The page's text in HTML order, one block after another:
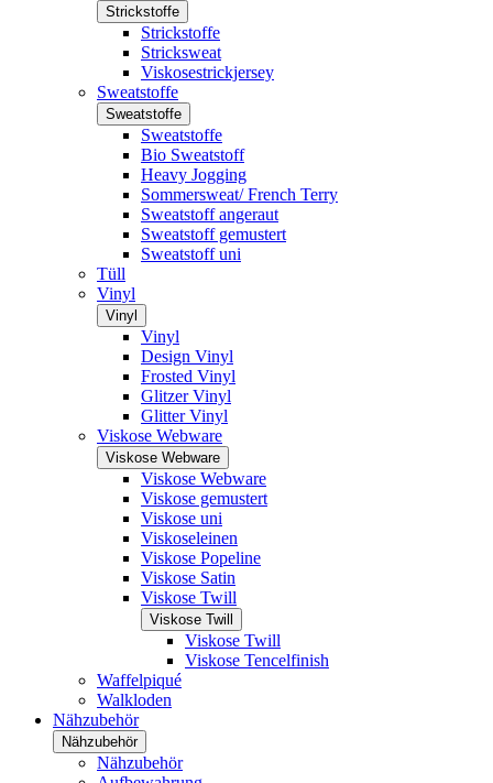
Strickstoffe
Strickstoffe
Stricksweat
Viskosestrickjersey
Sweatstoffe
Sweatstoffe
Sweatstoffe
Bio Sweatstoff
Heavy Jogging
Sommersweat/ French Terry
Sweatstoff angeraut
Sweatstoff gemustert
Sweatstoff uni
Tüll
Vinyl
Vinyl
Vinyl
Design Vinyl
Frosted Vinyl
Glitzer Vinyl
Glitter Vinyl
Viskose Webware
Viskose Webware
Viskose Webware
Viskose gemustert
Viskose uni
Viskoseleinen
Viskose Popeline
Viskose Satin
Viskose Twill
Viskose Twill
Viskose Twill
Viskose Tencelfinish
Waffelpiqué
Walkloden
Nähzubehör
Nähzubehör
Nähzubehör